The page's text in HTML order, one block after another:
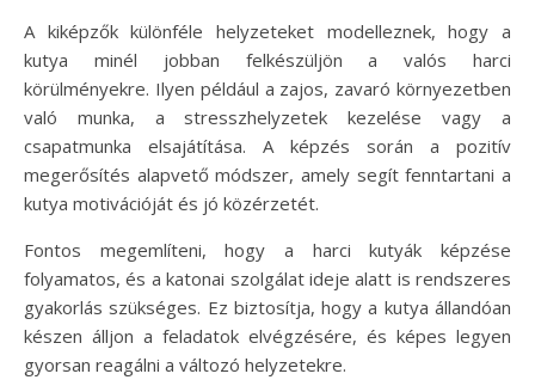
A kiképzők különféle helyzeteket modelleznek, hogy a
kutya minél jobban felkészüljön a valós harci
körülményekre. Ilyen például a zajos, zavaró környezetben
való munka, a stresszhelyzetek kezelése vagy a
csapatmunka elsajátítása. A képzés során a pozitív
megerősítés alapvető módszer, amely segít fenntartani a
kutya motivációját és jó közérzetét.
Fontos megemlíteni, hogy a harci kutyák képzése
folyamatos, és a katonai szolgálat ideje alatt is rendszeres
gyakorlás szükséges. Ez biztosítja, hogy a kutya állandóan
készen álljon a feladatok elvégzésére, és képes legyen
gyorsan reagálni a változó helyzetekre.